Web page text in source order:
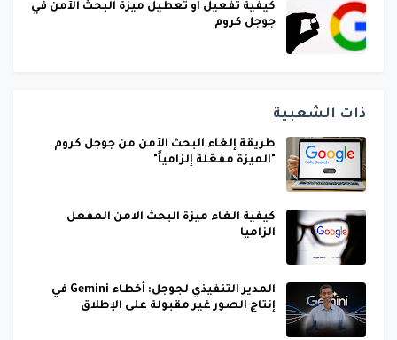
كيفية تفعيل او تعطيل ميزة البحث الآمن في
جوجل كروم
ذات الشعبية
طريقة إلغاء البحث الآمن من جوجل كروم
"الميزة مفعّلة إلزامياً"
كيفية الغاء ميزة البحث الامن المفعل
الزاميا
المدير التنفيذي لجوجل: أخطاء Gemini في
إنتاج الصور غير مقبولة على الإطلاق